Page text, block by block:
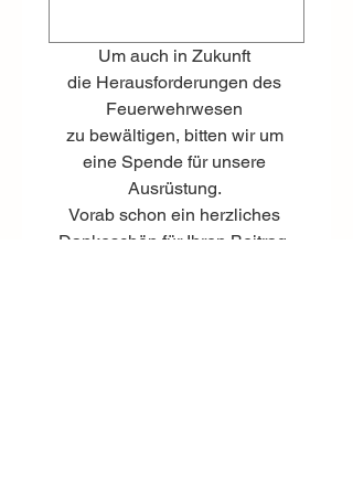
Um auch in Zukunft
die Herausforderungen des
Feuerwehrwesen
zu bewältigen, bitten wir um
eine Spende für unsere
Ausrüstung.
Vorab schon ein herzliches
Dankeschön für Ihren Beitrag.